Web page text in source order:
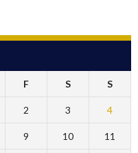
F S S
2 3 4
9 10 11